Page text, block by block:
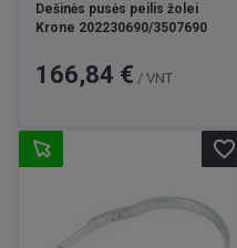
Dešinės pusės peilis žolei
Krone 202230690/3507690
Kaina
166,84 € / VNT
favorite_border